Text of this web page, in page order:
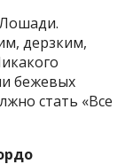
дерзким,
бежевых
стать «Все